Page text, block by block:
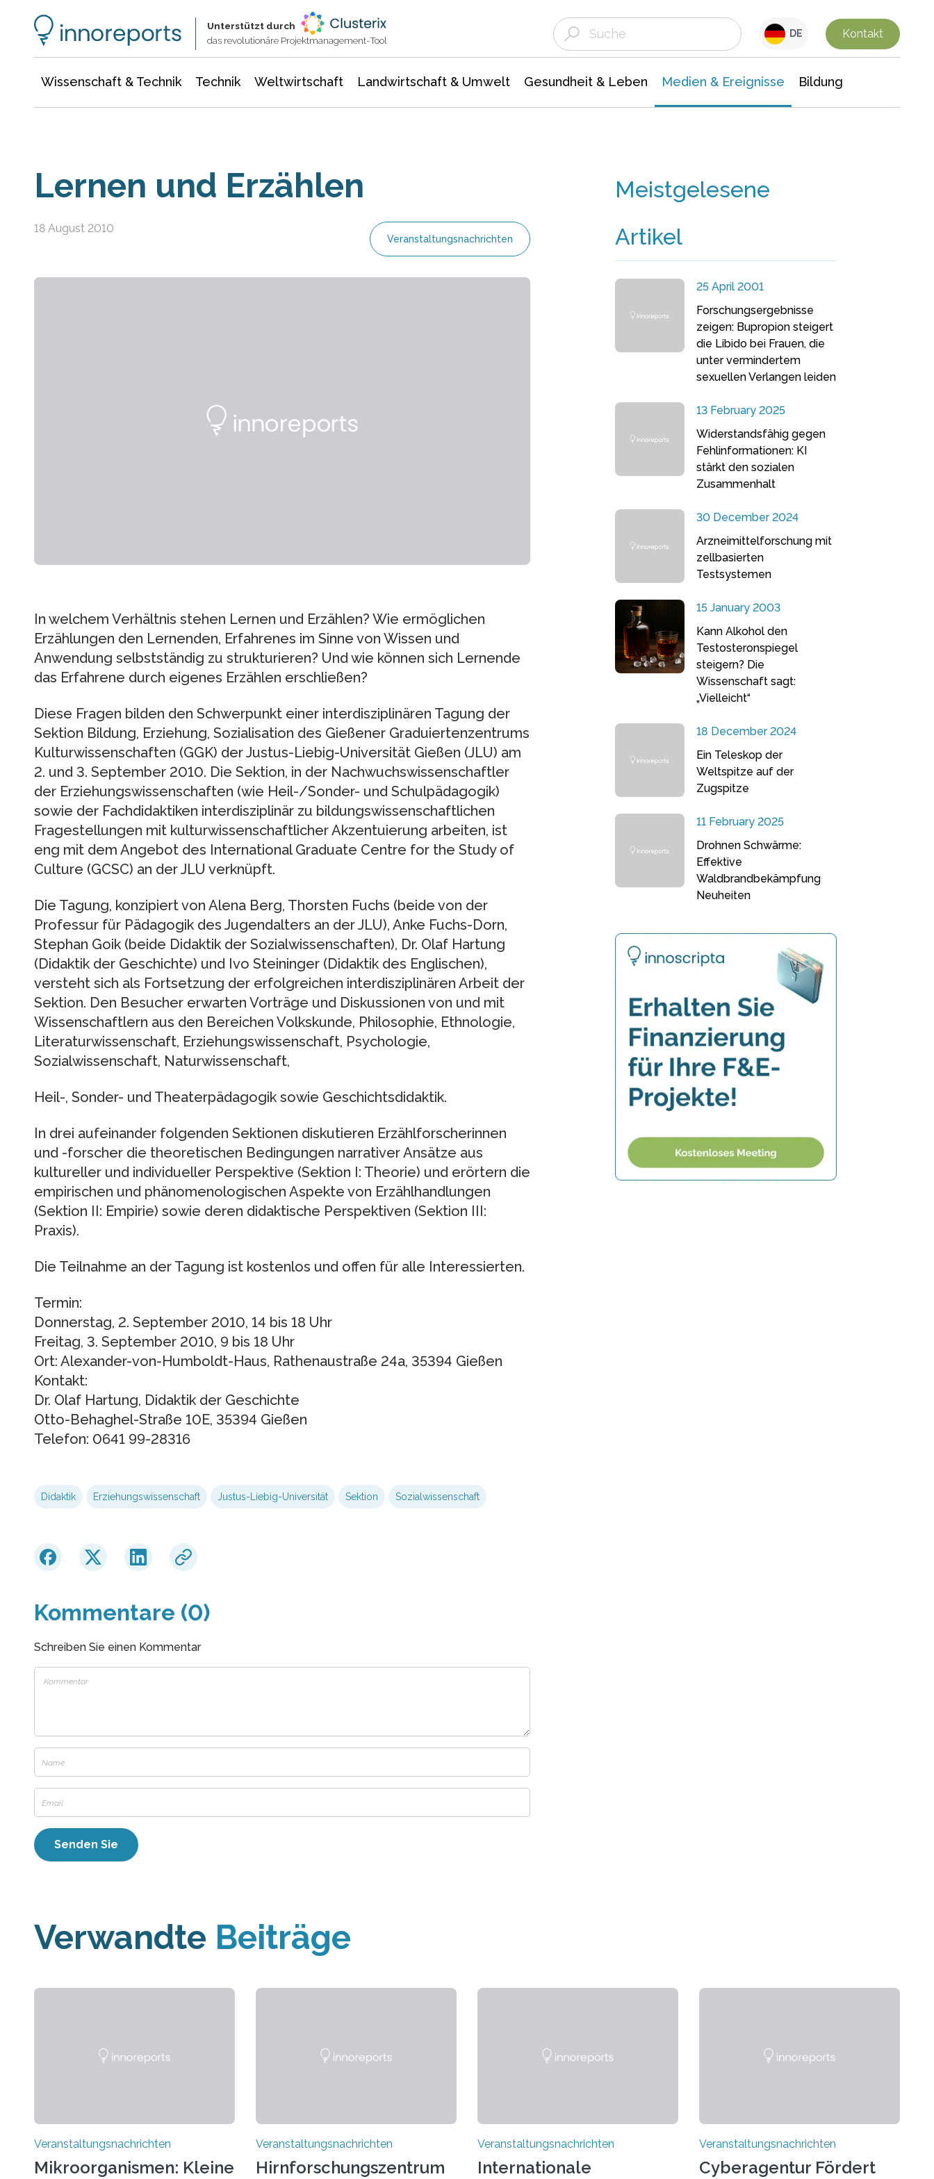
Unterstützt durch
das revolutionäre Projektmanagement-Tool
DE Kontakt
Wissenschaft & Technik Technik Weltwirtschaft Landwirtschaft & Umwelt Gesundheit & Leben Medien & Ereignisse Bildung
Lernen und Erzählen
18 August 2010
Veranstaltungsnachrichten
In welchem Verhältnis stehen Lernen und Erzählen? Wie ermöglichen
Erzählungen den Lernenden, Erfahrenes im Sinne von Wissen und
Anwendung selbstständig zu strukturieren? Und wie können sich Lernende
das Erfahrene durch eigenes Erzählen erschließen?
Diese Fragen bilden den Schwerpunkt einer interdisziplinären Tagung der
Sektion Bildung, Erziehung, Sozialisation des Gießener Graduiertenzentrums
Kulturwissenschaften (GGK) der Justus-Liebig-Universität Gießen (JLU) am
2. und 3. September 2010. Die Sektion, in der Nachwuchswissenschaftler
der Erziehungswissenschaften (wie Heil-/Sonder- und Schulpädagogik)
sowie der Fachdidaktiken interdisziplinär zu bildungswissenschaftlichen
Fragestellungen mit kulturwissenschaftlicher Akzentuierung arbeiten, ist
eng mit dem Angebot des International Graduate Centre for the Study of
Culture (GCSC) an der JLU verknüpft.
Die Tagung, konzipiert von Alena Berg, Thorsten Fuchs (beide von der
Professur für Pädagogik des Jugendalters an der JLU), Anke Fuchs-Dorn,
Stephan Goik (beide Didaktik der Sozialwissenschaften), Dr. Olaf Hartung
(Didaktik der Geschichte) und Ivo Steininger (Didaktik des Englischen),
versteht sich als Fortsetzung der erfolgreichen interdisziplinären Arbeit der
Sektion. Den Besucher erwarten Vorträge und Diskussionen von und mit
Wissenschaftlern aus den Bereichen Volkskunde, Philosophie, Ethnologie,
Literaturwissenschaft, Erziehungswissenschaft, Psychologie,
Sozialwissenschaft, Naturwissenschaft,
Heil-, Sonder- und Theaterpädagogik sowie Geschichtsdidaktik.
In drei aufeinander folgenden Sektionen diskutieren Erzählforscherinnen
und -forscher die theoretischen Bedingungen narrativer Ansätze aus
kultureller und individueller Perspektive (Sektion I: Theorie) und erörtern die
empirischen und phänomenologischen Aspekte von Erzählhandlungen
(Sektion II: Empirie) sowie deren didaktische Perspektiven (Sektion III:
Praxis).
Die Teilnahme an der Tagung ist kostenlos und offen für alle Interessierten.
Termin:
Donnerstag, 2. September 2010, 14 bis 18 Uhr
Freitag, 3. September 2010, 9 bis 18 Uhr
Ort: Alexander-von-Humboldt-Haus, Rathenaustraße 24a, 35394 Gießen
Kontakt:
Dr. Olaf Hartung, Didaktik der Geschichte
Otto-Behaghel-Straße 10E, 35394 Gießen
Telefon: 0641 99-28316
Didaktik Erziehungswissenschaft Justus-Liebig-Universität Sektion Sozialwissenschaft
Kommentare (0)
Schreiben Sie einen Kommentar
Meistgelesene
Artikel
25 April 2001
Forschungsergebnisse
zeigen: Bupropion steigert
die Libido bei Frauen, die
unter vermindertem
sexuellen Verlangen leiden
13 February 2025
Widerstandsfähig gegen
Fehlinformationen: KI
stärkt den sozialen
Zusammenhalt
30 December 2024
Arzneimittelforschung mit
zellbasierten
Testsystemen
15 January 2003
Kann Alkohol den
Testosteronspiegel
steigern? Die
Wissenschaft sagt:
„Vielleicht“
18 December 2024
Ein Teleskop der
Weltspitze auf der
Zugspitze
11 February 2025
Drohnen Schwärme:
Effektive
Waldbrandbekämpfung
Neuheiten
Verwandte Beiträge
Veranstaltungsnachrichten
Mikroorganismen: Kleine
Veranstaltungsnachrichten
Hirnforschungszentrum
Veranstaltungsnachrichten
Internationale
Veranstaltungsnachrichten
Cyberagentur Fördert